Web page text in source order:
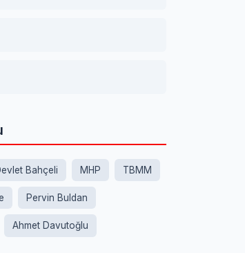
Bahçeli MHP TBMM
Pervin Buldan
Ahmet Davutoğlu